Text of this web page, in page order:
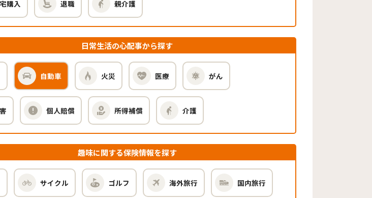
購入 退職 親介護
日常生活の心配事から探す
自動車 火災 医療 がん
個人賠償 所得補償 介護
趣味に関する保険情報を探す
サイクル ゴルフ 海外旅行 国内旅行